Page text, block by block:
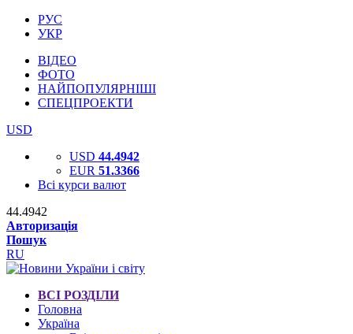
РУС
УКР
ВІДЕО
ФОТО
НАЙПОПУЛЯРНІШІ
СПЕЦПРОЕКТИ
USD
USD 44.4942
EUR 51.3366
Всі курси валют
44.4942
Авторизація
Пошук
RU
ВСІ РОЗДІЛИ
Головна
Україна